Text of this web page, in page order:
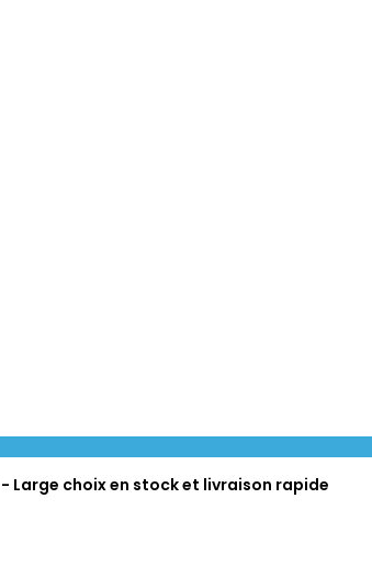
Large choix en stock et livraison rapide